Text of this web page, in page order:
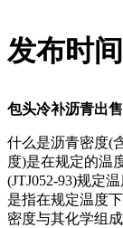
发布时
包头冷补沥青出售
什么是沥青密度(
度)是在规定的温
(JTJ052-93)规定
是指在规定温度
密度与其化学组